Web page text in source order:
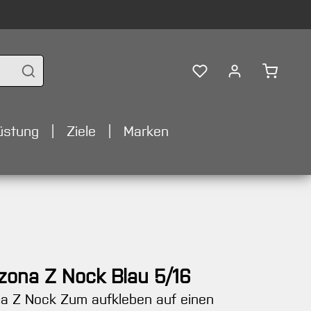
Ziele
Marken
Z Nock Blau 5/16
Z Nock Zum aufkleben auf einen